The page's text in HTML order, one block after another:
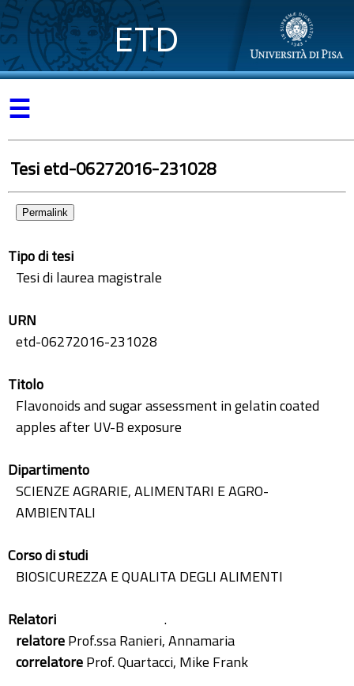
ETD
☰
Tesi etd-06272016-231028
Permalink
Tipo di tesi
Tesi di laurea magistrale
URN
etd-06272016-231028
Titolo
Flavonoids and sugar assessment in gelatin coated
apples after UV-B exposure
Dipartimento
SCIENZE AGRARIE, ALIMENTARI E AGRO-
AMBIENTALI
Corso di studi
BIOSICUREZZA E QUALITA DEGLI ALIMENTI
Relatori
.
relatoreProf.ssa Ranieri, Annamaria
correlatoreProf. Quartacci, Mike Frank